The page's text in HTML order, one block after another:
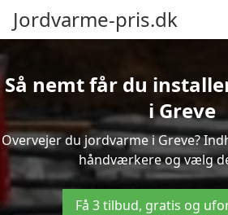
Jordvarme-pris.dk
Så nemt får du
i Greve
Overvejer du jordvarme i Greve?
håndværkere og vælg
Få 3 tilbud, gratis og